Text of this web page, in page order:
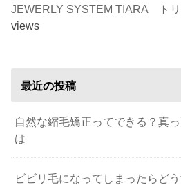
JEWERLY SYSTEM TIARA トリ
views
最近の投稿
自然な縮毛矯正ってできる？真
は
ビビリ毛になってしまったらど